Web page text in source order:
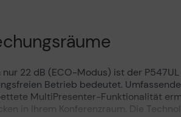
22 dB (ECO-Modus) ist der
Betrieb bedeutet.
MultiPresenter-Funktionalität
in Ihrem Konferenzraum. Die